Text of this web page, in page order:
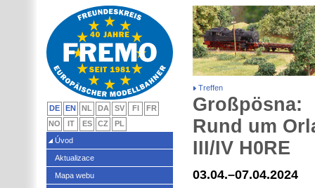
Treffen
Großpösna:
Rund um
III/IV H0RE
03.04.–07.04.2024
DE EN NL DA SV FI
FR
NO
IT ES CZ
PL
Úvod
Aktualizace
Mapa webu